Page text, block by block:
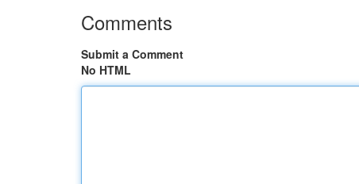
Comments
Submit a Comment
No HTML